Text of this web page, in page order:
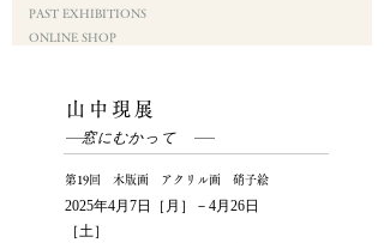
PAST EXHIBITIONS
ONLINE SHOP
山中現展
窓にむかって
​第19回 木版画 アクリル画 硝子絵​
2025年4月7日［月］－4月26日
［土］